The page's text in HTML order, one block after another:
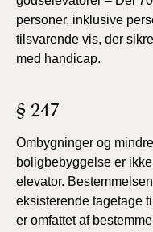
personer, inklusive
tilsvarende vis, der
med handicap.
§ 247
Ombygninger og
boligbebyggelse er
elevator.
eksisterende tagetage
er omfattet af